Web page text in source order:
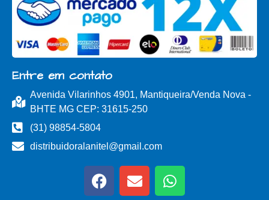
Entre em contato
Avenida Vilarinhos 4901, Mantiqueira/Venda Nova -
BHTE MG CEP: 31615-250
(31) 98854-5804
distribuidoralanitel@gmail.com